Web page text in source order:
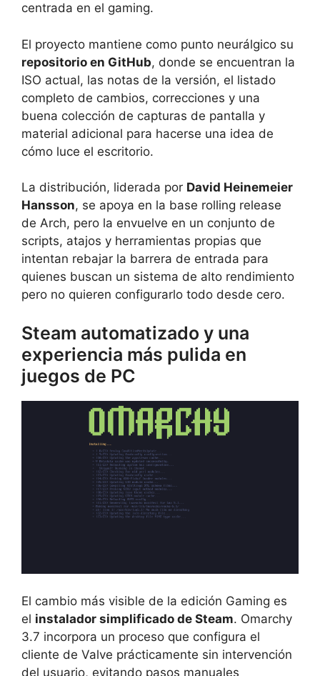
centrada en el gaming.
El proyecto mantiene como punto neurálgico su
repositorio en GitHub, donde se encuentran la
ISO actual, las notas de la versión, el listado
completo de cambios, correcciones y una
buena colección de capturas de pantalla y
material adicional para hacerse una idea de
cómo luce el escritorio.
La distribución, liderada por David Heinemeier
Hansson, se apoya en la base rolling release
de Arch, pero la envuelve en un conjunto de
scripts, atajos y herramientas propias que
intentan rebajar la barrera de entrada para
quienes buscan un sistema de alto rendimiento
pero no quieren configurarlo todo desde cero.
Steam automatizado y una
experiencia más pulida en
juegos de PC
El cambio más visible de la edición Gaming es
el instalador simplificado de Steam. Omarchy
3.7 incorpora un proceso que configura el
cliente de Valve prácticamente sin intervención
del usuario, evitando pasos manuales